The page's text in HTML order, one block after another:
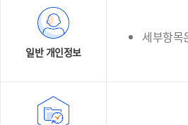
일반 개인정보
세부항목